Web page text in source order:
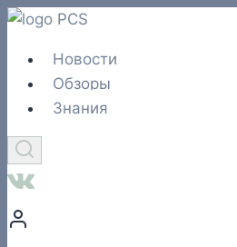
Перейти
содержимому
Новости
Обзоры
Знания